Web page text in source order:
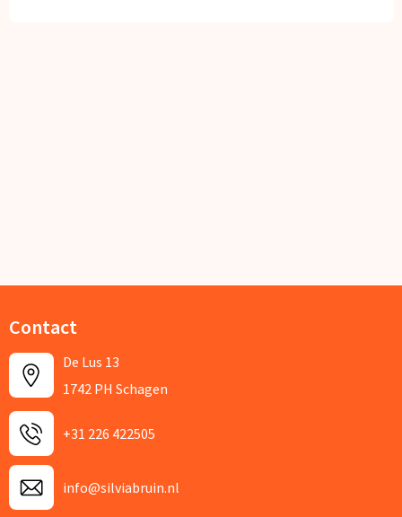
Contact
De Lus 13
1742 PH Schagen
+31 226 422505
info@silviabruin.nl